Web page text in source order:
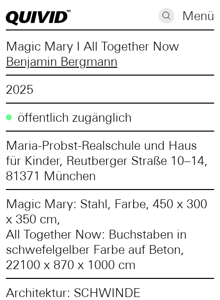
Menü
Magic Mary I All Together Now
Benjamin Bergmann
2025
öffentlich zugänglich
Maria-Probst-Realschule und Haus
für Kinder, Reutberger Straße 10–14,
81371 München
Magic Mary: Stahl, Farbe, 450 x 300
x 350 cm,
All Together Now: Buchstaben in
schwefelgelber Farbe auf Beton,
22100 x 870 x 1000 cm
Architektur: SCHWINDE